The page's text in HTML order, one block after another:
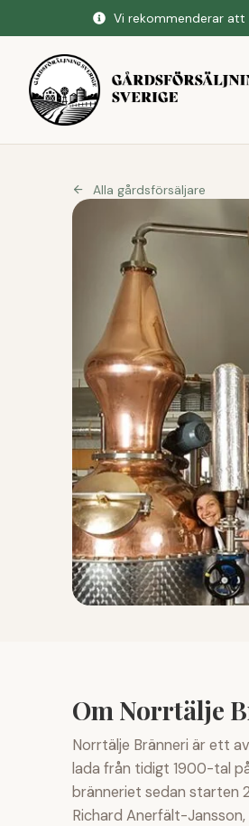
Vi rekommenderar
Alla gårdsförsäljare
Om Norrtälje
Norrtälje Bränneri är ett
lada från tidigt 1900-tal
bränneriet sedan starten
Richard Anerfält-